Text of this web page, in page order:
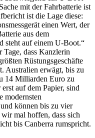
mit der Fahrbatterie ist
ist die Lage diese:
einen Wert, der
aus dem
steht auf einem U-Boot.“
Tage, dass Kanzlerin
Rüstungsgeschäfte
Australien erwägt, bis zu
14 Milliarden Euro zu
auf dem Papier, sind
modernsten
können bis zu vier
mal hoffen, dass sich
bis Canberra rumspricht.